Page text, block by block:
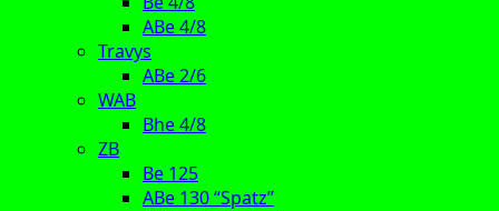
ABe 4/8
Travys
ABe 2/6
WAB
Bhe 4/8
ZB
Be 125
ABe 130 “Spatz”